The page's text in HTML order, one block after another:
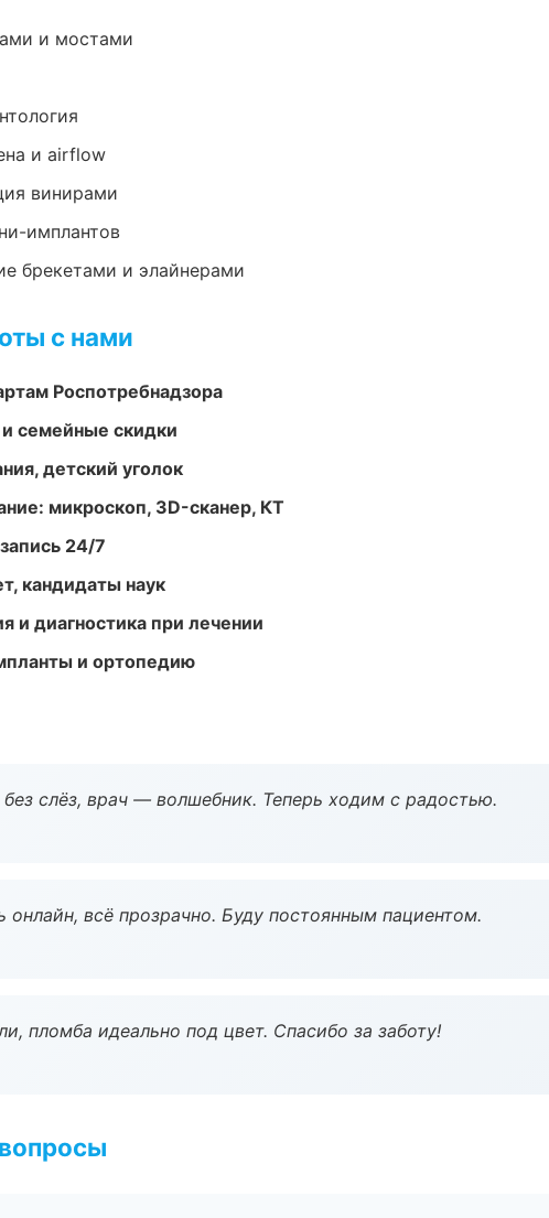
и мостами
и airflow
винирами
имплантов
брекетами и элайнерами
с нами
Роспотребнадзора
семейные скидки
детский уголок
микроскоп, 3D-сканер, КТ
24/7
кандидаты наук
и диагностика при лечении
и ортопедию
слёз, врач — волшебник. Теперь ходим с радостью.
онлайн, всё прозрачно. Буду постоянным пациентом.
пломба идеально под цвет. Спасибо за заботу!